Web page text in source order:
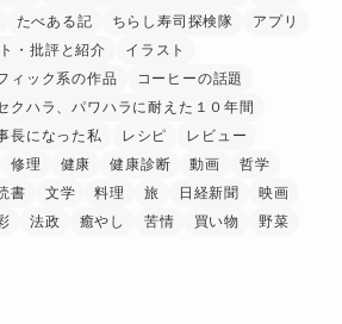
たべある記 ちらし寿司探検隊
アプリ
・批評と紹介
イラスト
ィック系の作品
コーヒーの話題
クハラ、パワハラに耐えた１０年間
長になった私 レシピ
レビュー
修理 健康 健康診断 動画
哲学
書 文学 料理 旅 日経新聞
映画
法政 癒やし 苦情 買い物
野菜